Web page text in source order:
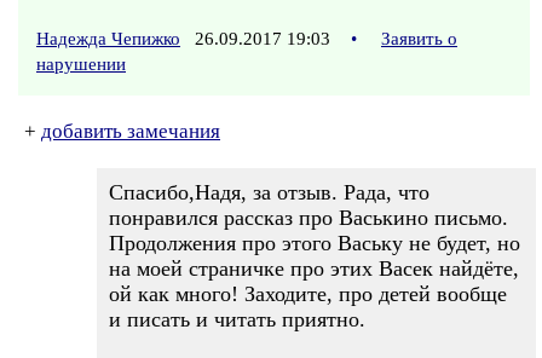
Надежда Чепижко 26.09.2017 19:03 •
Заявить о
нарушении
+ добавить замечания
Спасибо,Надя, за отзыв. Рада, что
понравился рассказ про Васькино письмо.
Продолжения про этого Ваську не будет, но
на моей страничке про этих Васек найдёте,
ой как много! Заходите, про детей вообще
и писать и читать приятно.